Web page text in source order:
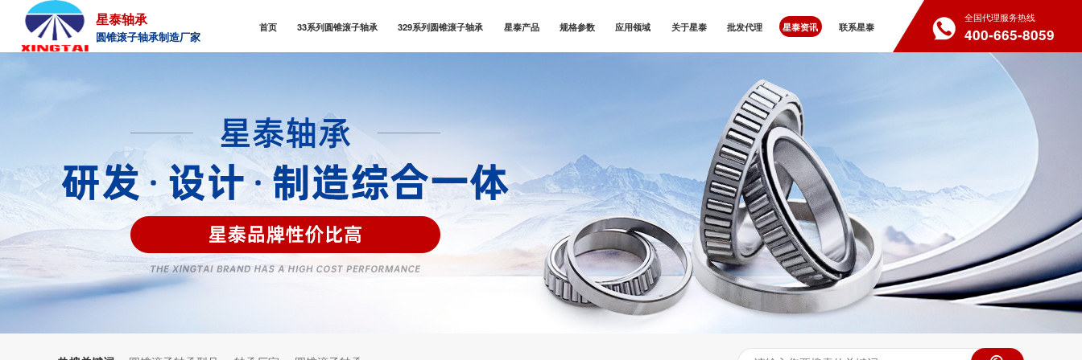
星泰轴承
圆锥滚子轴承制造厂家
首页 33系列圆锥滚子轴承 329系列圆锥滚子轴承 星泰产品 规格参数 应用领域 关于星泰 批发代理 星泰资讯 联系星泰
全国代理服务热线
400-665-8059